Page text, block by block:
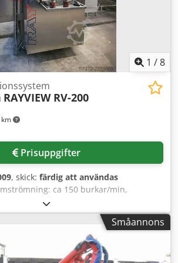
1 /8
RAYVIEW RV-200
Prisuppgifter
, skick: färdig att användas
ca 150 burkar/min,
föremål – glasfragment från ca
ca 1x1x1 mm, stenar och ben från
för glasbehållare, plåtbläckburkar,
Bricks) och plastbehållare. Typisk
per 10 000 kontrollerade
Småannons